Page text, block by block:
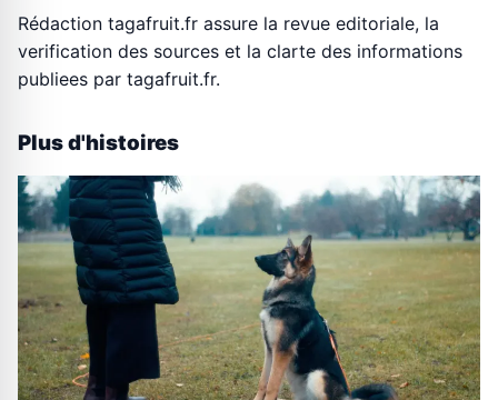
Rédaction tagafruit.fr assure la revue editoriale, la
verification des sources et la clarte des informations
publiees par tagafruit.fr.
Plus d'histoires